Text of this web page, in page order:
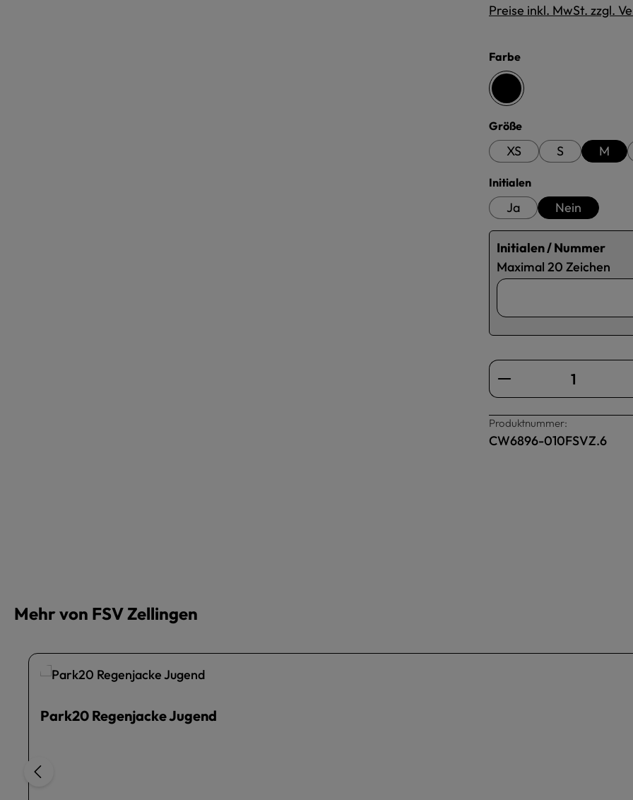
Preise inkl. MwSt. zzgl.
Farbeauswählen
schwarz
Größeauswählen
XS S M
Initialenauswählen
Ja Nein
Initialen / Nummer
Maximal 20 Zeichen
Produkt Anzahl:
Produktnummer:
CW6896-010FSVZ.6
Mehr von FSV Zellingen
Park20 Regenjacke Jugend